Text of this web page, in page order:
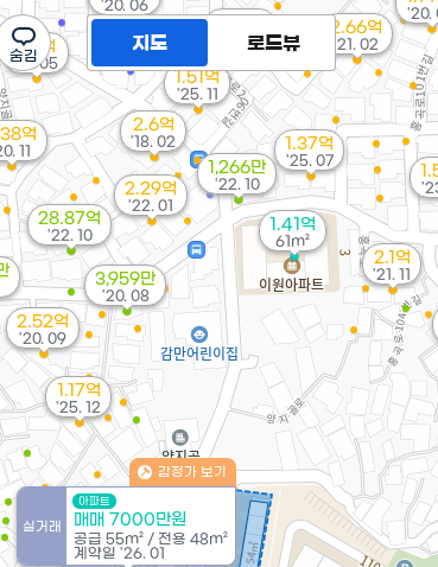
감정가 보기
실거래
아파트
매매 7000만원
공급 55m² / 전용 48m²
계약일 '26. 01
1.17억
'25. 12
1.51억
'25. 11
1.37억
'25. 07
1.41억
61m²
28.87억
'22. 10
1,266만
'22. 10
2.29억
'22. 01
2.1억
'21. 11
2.66억
'21. 02
'20. 12
억
11
'20.
2.52억
'20. 09
3,959만
'20. 08
'20. 06
2.6억
'18. 02
1.4억
'14. 05
지도 로드뷰